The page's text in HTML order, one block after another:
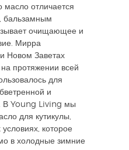
отличается
очищающее и
Мирра
Новом Заветах
протяжении всей
для
и
В Young Living мы
для кутикулы,
которое
в холодные зимние